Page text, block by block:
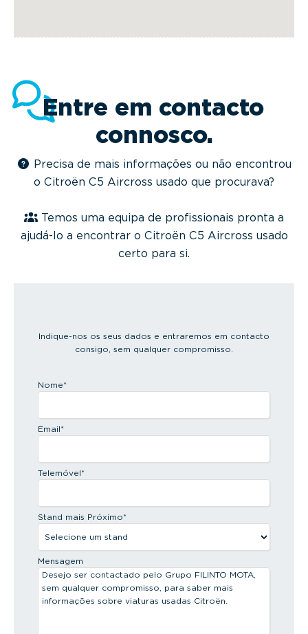
Entre em contacto
connosco.
Precisa de mais informações ou não encontrou
o Citroën C5 Aircross usado que procurava?
Temos uma equipa de profissionais pronta a
ajudá-lo a encontrar o Citroën C5 Aircross usado
certo para si.
Indique-nos os seus dados e entraremos em contacto
consigo, sem qualquer compromisso.
Nome*
Email*
Telemóvel*
Stand mais Próximo*
Mensagem